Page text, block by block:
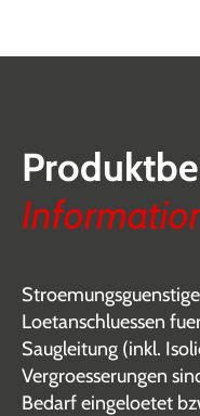
Loetanschluessen
Saugleitung (inkl.
Vergroesserungen
Bedarf eingeloetet